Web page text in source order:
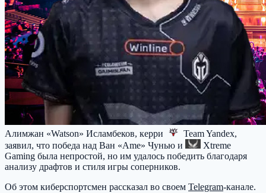
Алимжан «Watson» Исламбеков, керри Team Yandex,
заявил, что победа над Ван «Ame» Чунью и
Xtreme
Gaming была непростой, но им удалось победить благодаря
анализу драфтов и стиля игры соперников.
Об этом киберспортсмен рассказал во своем Telegram-канале.